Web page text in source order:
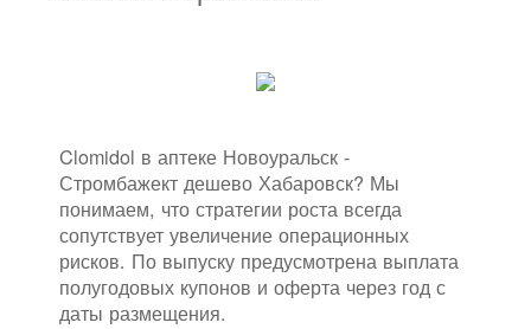
Clomidol в аптеке Новоуральск -
Стромбажект дешево Хабаровск? Мы
понимаем, что стратегии роста всегда
сопутствует увеличение операционных
рисков. По выпуску предусмотрена выплата
полугодовых купонов и оферта через год с
даты размещения.